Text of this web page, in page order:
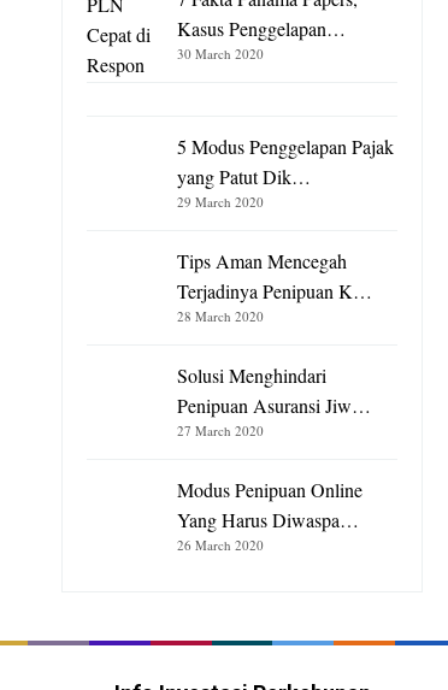
Kasus Penggelapan…
30 March 2020
5 Modus Penggelapan Pajak
yang Patut Dik…
29 March 2020
Tips Aman Mencegah
Terjadinya Penipuan K…
28 March 2020
Solusi Menghindari
Penipuan Asuransi Jiw…
27 March 2020
Modus Penipuan Online
Yang Harus Diwaspa…
26 March 2020